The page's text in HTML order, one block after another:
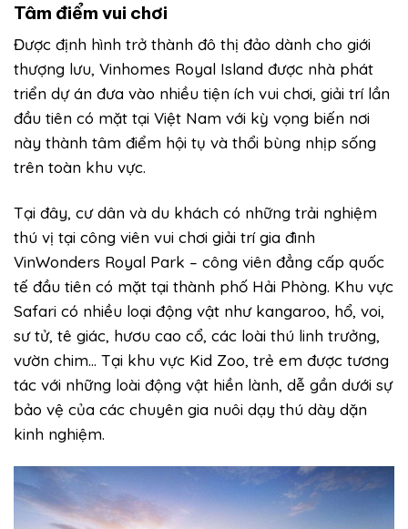
Tâm điểm vui chơi
Được định hình trở thành đô thị đảo dành cho giới
thượng lưu, Vinhomes Royal Island được nhà phát
triển dự án đưa vào nhiều tiện ích vui chơi, giải trí lần
đầu tiên có mặt tại Việt Nam với kỳ vọng biến nơi
này thành tâm điểm hội tụ và thổi bùng nhịp sống
trên toàn khu vực.
Tại đây, cư dân và du khách có những trải nghiệm
thú vị tại công viên vui chơi giải trí gia đình
VinWonders Royal Park – công viên đẳng cấp quốc
tế đầu tiên có mặt tại thành phố Hải Phòng. Khu vực
Safari có nhiều loại động vật như kangaroo, hổ, voi,
sư tử, tê giác, hươu cao cổ, các loài thú linh trưởng,
vườn chim… Tại khu vực Kid Zoo, trẻ em được tương
tác với những loài động vật hiền lành, dễ gần dưới sự
bảo vệ của các chuyên gia nuôi dạy thú dày dặn
kinh nghiệm.